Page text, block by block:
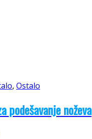
, Ostalo
podešavanje noževa